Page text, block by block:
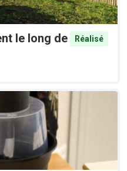
le long de
Réalisé